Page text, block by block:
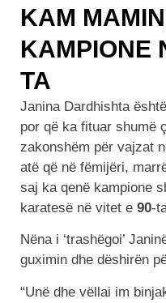
KAM
KAMPIONE
TA
Janina Dardhishta
por që ka fituar shumë
zakonshëm për vajzat
atë që në fëmijëri,
saj ka qenë kampione
karatesë në vitet e 90-
Nëna i ‘trashëgoi’
guximin dhe dëshirën
“Unë dhe vëllai im